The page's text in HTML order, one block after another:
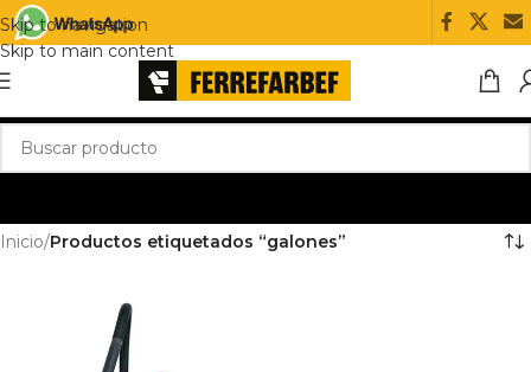
Skip to navigation
Skip to main content
Inicio/Productos etiquetados “galones”